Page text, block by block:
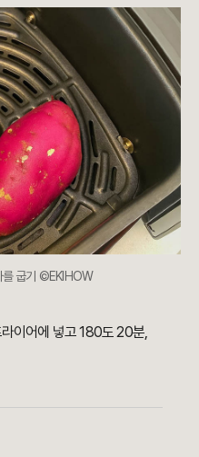
를 굽기 ©EKIHOW
이어에 넣고 180도 20분,